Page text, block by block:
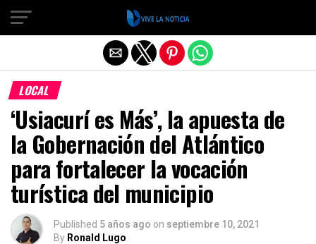
LOCAL
‘Usiacurí es Más’, la apuesta de
la Gobernación del Atlántico
para fortalecer la vocación
turística del municipio
Published 5 años ago on septiembre 10, 2021
By Ronald Lugo
Salir de la versión móvil